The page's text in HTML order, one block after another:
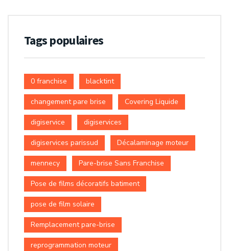
Tags populaires
0 franchise blacktint
changement pare brise Covering Liquide
digiservice digiservices
digiservices parissud Décalaminage moteur
mennecy Pare-brise Sans Franchise
Pose de films décoratifs batiment
pose de film solaire
Remplacement pare-brise
reprogrammation moteur